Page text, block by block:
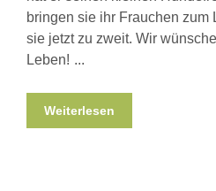
bringen sie ihr Frauchen zum
sie jetzt zu zweit. Wir
Leben!
Weiterlesen